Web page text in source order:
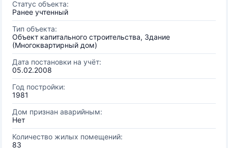
Статус объекта:
Ранее учтенный
Тип объекта:
Объект капитального строительства, Здание
(Многоквартирный дом)
Дата постановки на учёт:
05.02.2008
Год постройки:
1981
Дом признан аварийным:
Нет
Количество жилых помещений:
83